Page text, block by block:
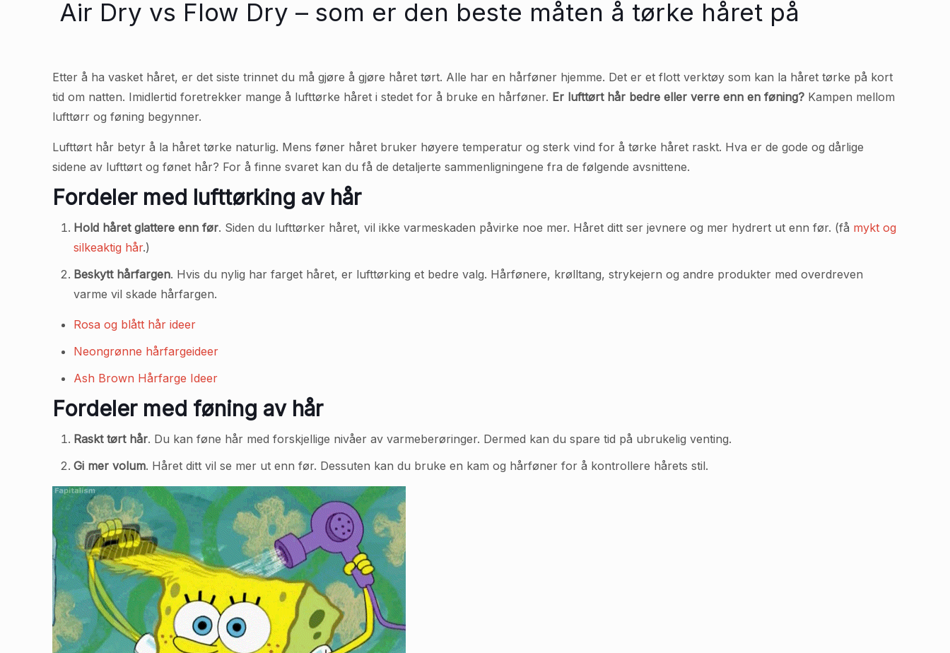
Air Dry vs Flow Dry – som er den beste måten å tørke håret på
Etter å ha vasket håret, er det siste trinnet du må gjøre å gjøre håret tørt. Alle har en hårføner hjemme. Det er et flott verktøy som kan la håret tørke på kort
tid om natten. Imidlertid foretrekker mange å lufttørke håret i stedet for å bruke en hårføner. Er lufttørt hår bedre eller verre enn en føning? Kampen mellom
lufttørr og føning begynner.
Lufttørt hår betyr å la håret tørke naturlig. Mens føner håret bruker høyere temperatur og sterk vind for å tørke håret raskt. Hva er de gode og dårlige
sidene av lufttørt og fønet hår? For å finne svaret kan du få de detaljerte sammenligningene fra de følgende avsnittene.
Fordeler med lufttørking av hår
Hold håret glattere enn før. Siden du lufttørker håret, vil ikke varmeskaden påvirke noe mer. Håret ditt ser jevnere og mer hydrert ut enn før. (få mykt og
silkeaktig hår.)
Beskytt hårfargen. Hvis du nylig har farget håret, er lufttørking et bedre valg. Hårfønere, krølltang, strykejern og andre produkter med overdreven
varme vil skade hårfargen.
Rosa og blått hår ideer
Neongrønne hårfargeideer
Ash Brown Hårfarge Ideer
Fordeler med føning av hår
Raskt tørt hår. Du kan føne hår med forskjellige nivåer av varmeberøringer. Dermed kan du spare tid på ubrukelig venting.
Gi mer volum. Håret ditt vil se mer ut enn før. Dessuten kan du bruke en kam og hårføner for å kontrollere hårets stil.